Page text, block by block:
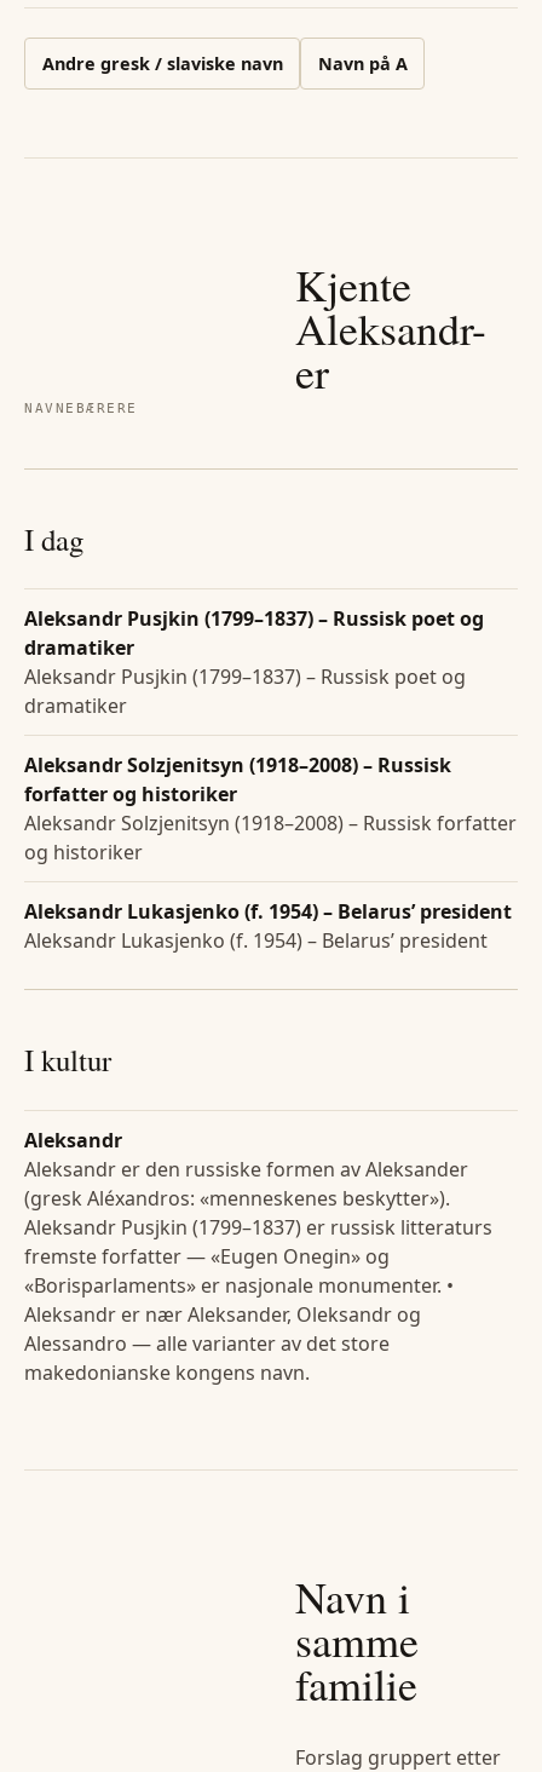
Andre gresk / slaviske navn Navn på A
NAVNEBÆRERE
Kjente
Aleksandr-
er
I dag
Aleksandr Pusjkin (1799–1837) – Russisk poet og
dramatiker
Aleksandr Pusjkin (1799–1837) – Russisk poet og
dramatiker
Aleksandr Solzjenitsyn (1918–2008) – Russisk
forfatter og historiker
Aleksandr Solzjenitsyn (1918–2008) – Russisk forfatter
og historiker
Aleksandr Lukasjenko (f. 1954) – Belarus’ president
Aleksandr Lukasjenko (f. 1954) – Belarus’ president
I kultur
Aleksandr
Aleksandr er den russiske formen av Aleksander
(gresk Aléxandros: «menneskenes beskytter»).
Aleksandr Pusjkin (1799–1837) er russisk litteraturs
fremste forfatter — «Eugen Onegin» og
«Borisparlaments» er nasjonale monumenter. •
Aleksandr er nær Aleksander, Oleksandr og
Alessandro — alle varianter av det store
makedonianske kongens navn.
Navn i
samme
familie
Forslag gruppert etter